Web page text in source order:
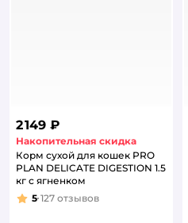
2 149 ₽
Накопительная скидка
Корм сухой для кошек PRO
PLAN DELICATE DIGESTION 1.5
кг с ягненком
Рейтинг:
5 127 отзывов